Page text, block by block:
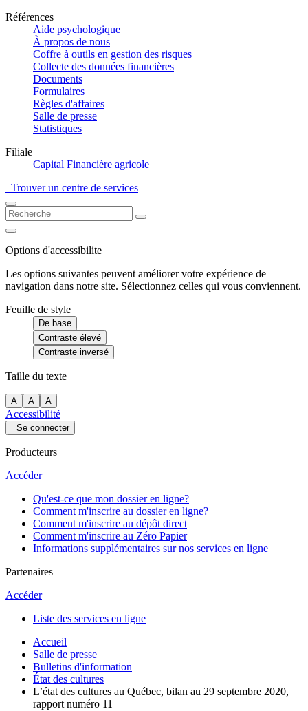
Références
Aide psychologique
À propos de nous
Coffre à outils en gestion des risques
Collecte des données financières
Documents
Formulaires
Règles d'affaires
Salle de presse
Statistiques
Filiale
Capital Financière agricole
Trouver un centre de services
Options d'accessibilite
Les options suivantes peuvent améliorer votre expérience de
navigation dans notre site. Sélectionnez celles qui vous conviennent.
Feuille de style
De base
Contraste élevé
Contraste inversé
Taille du texte
A A A
Accessibilité
Se connecter
Producteurs
Accéder
Qu'est-ce que mon dossier en ligne?
Comment m'inscrire au dossier en ligne?
Comment m'inscrire au dépôt direct
Comment m'inscrire au Zéro Papier
Informations supplémentaires sur nos services en ligne
Partenaires
Accéder
Liste des services en ligne
Accueil
Salle de presse
Bulletins d'information
État des cultures
L’état des cultures au Québec, bilan au 29 septembre 2020,
rapport numéro 11